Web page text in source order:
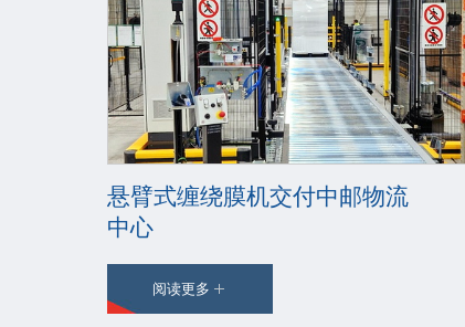
悬臂式缠绕膜机交付中邮物流
中心
阅读更多